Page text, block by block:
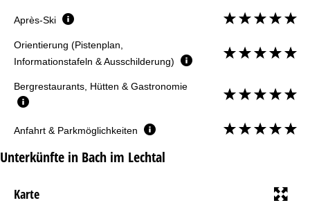
Après-Ski
Orientierung (Pistenplan,
Informationstafeln & Ausschilderung)
Bergrestaurants, Hütten & Gastronomie
Anfahrt & Parkmöglichkeiten
Unterkünfte in Bach im Lechtal
Karte